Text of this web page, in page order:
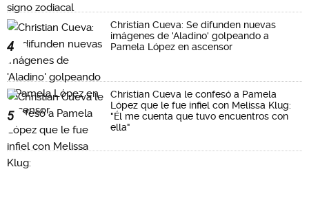
4
Christian Cueva: Se difunden nuevas
imágenes de 'Aladino' golpeando a
Pamela López en ascensor
5
Christian Cueva le confesó a Pamela
López que le fue infiel con Melissa Klug:
"Él me cuenta que tuvo encuentros con
ella"